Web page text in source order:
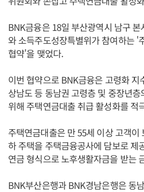
BNK금융은 18일 부산광역시 남구
와 소득주도성장특별위가 참여하는 '
협약'을 맺었다.
이번 협약으로 BNK금융은 고령화 지
상남도 등 동남권 고령층 및 중장년
위해 주택연금대출 취급 활성화를 적
주택연금대출은 만 55세 이상 고객이
하 주택을 주택금융공사에 담보로 제
연금 형식으로 노후생활자금을 받는
BNK부산은행과 BNK경남은행은 동